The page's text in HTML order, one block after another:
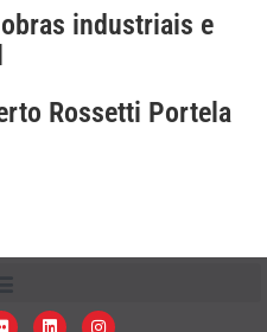
industriais e
Rossetti Portela